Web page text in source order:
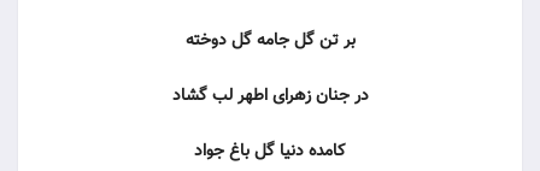
بر تن گل جامه گل دوخته
در جنان زهرای اطهر لب گشاد
کامده دنیا گل باغ جواد